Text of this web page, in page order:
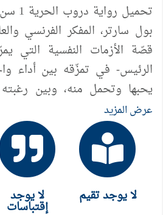
بول سارتر، المفكر الفرنسي
قصّة الأزمات النفسية التي
الرئيس- في تمزّقه بين أداء
يحبها وتحمل منه، وبين
وموقفه من مختلف القضايا التي
أروع ما في الرواية ذلك الحب
لتلك الفتاة الغريبة "إيفيش"
لذيذة خاصة.رواية سنّ الّرشد هي
دروب الحرية، التي اعتبرت
وأروعها. وقد استطاع سارتر أن
عرض المزيد
لا يوجد تقيم لا يوجد
إقتباسات